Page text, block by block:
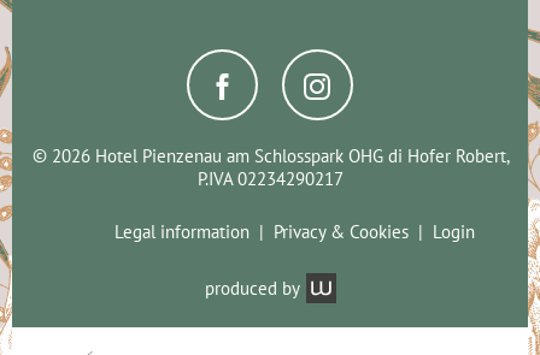
© 2026 Hotel Pienzenau am Schlosspark OHG di Hofer Robert,
P.IVA 02234290217
Legal information Privacy & Cookies Login
produced by